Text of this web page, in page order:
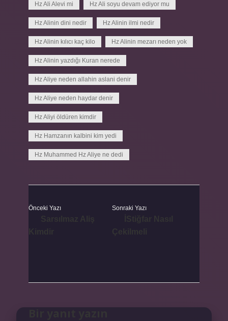
Hz Ali Alevi mi Hz Ali soyu devam ediyor mu
Hz Alinin dini nedir Hz Alinin ilmi nedir
Hz Alinin kılıcı kaç kilo Hz Alinin mezarı neden yok
Hz Alinin yazdığı Kuran nerede
Hz Aliye neden allahin aslani denir
Hz Aliye neden haydar denir
Hz Aliyi öldüren kimdir
Hz Hamzanın kalbini kim yedi
Hz Muhammed Hz Aliye ne dedi
Önceki Yazı Sonraki Yazı